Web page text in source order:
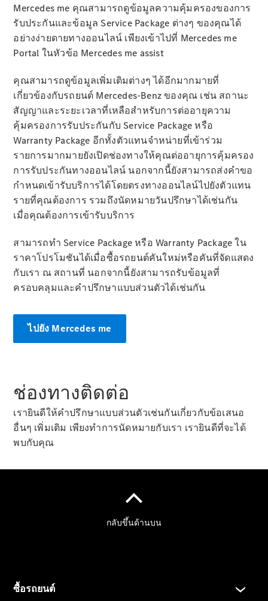
ติดต่อเรา
นัดหมาย
การบริการ
นัดหมาย
เพื่อทดลอง
ขับ
ออกแบบ
รถยนต์ของ
คุณ
ผู้ให้บริการ/
Mercedes me คุณสามารถดูข้อมูลความคุ้มครองของการ
รับประกันและข้อมูล Service Package ต่างๆ ของคุณได้
อย่างง่ายดายทางออนไลน์ เพียงเข้าไปที่ Mercedes me
Portal ในหัวข้อ Mercedes me assist
คุณสามารถดูข้อมูลเพิ่มเติมต่างๆ ได้อีกมากมายที่
เกี่ยวข้องกับรถยนต์ Mercedes-Benz ของคุณ เช่น สถานะ
สัญญาและระยะเวลาที่เหลือสำหรับการต่ออายุความ
คุ้มครองการรับประกันกับ Service Package หรือ
Warranty Package อีกทั้งตัวแทนจำหน่ายที่เข้าร่วม
รายการมากมายยังเปิดช่องทางให้คุณต่ออายุการคุ้มครอง
การรับประกันทางออนไลน์ นอกจากนี้ยังสามารถส่งคำขอ
กำหนดเข้ารับบริการได้โดยตรงทางออนไลน์ไปยังตัวแทน
รายที่คุณต้องการ รวมถึงนัดหมายวันปรึกษาได้เช่นกัน
เมื่อคุณต้องการเข้ารับบริการ
สามารถทำ Service Package หรือ Warranty Package ใน
ราคาโปรโมชันได้เมื่อซื้อรถยนต์คันใหม่หรือคันที่จัดแสดง
กับเรา ณ สถานที่ นอกจากนี้ยังสามารถรับข้อมูลที่
ครอบคลุมและคำปรึกษาแบบส่วนตัวได้เช่นกัน
ไปยัง Mercedes me
ช่องทางติดต่อ
เรายินดีให้คำปรึกษาแบบส่วนตัวเช่นกันเกี่ยวกับข้อเสนอ
อื่นๆ เพิ่มเติม เพียงทำการนัดหมายกับเรา เรายินดีที่จะได้
พบกับคุณ